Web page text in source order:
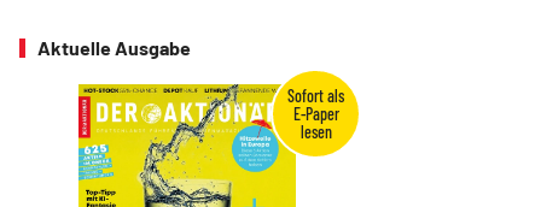
Aktuelle Ausgabe